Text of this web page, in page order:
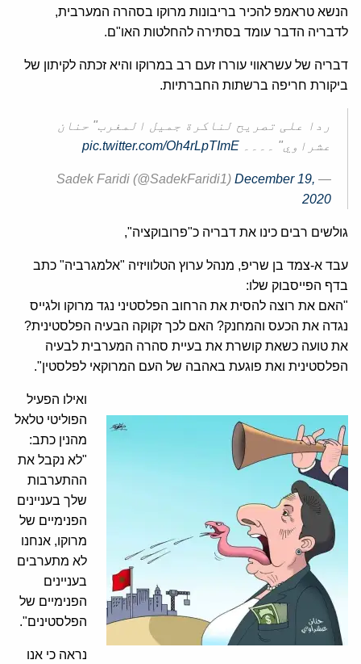
הנשא טראמפ להכיר בריבונות מרוקו בסהרה המערבית,
לדבריה הדבר עומד בסתירה להחלטות האו"ם.
דבריה של עשראווי עוררו זעם רב במרוקו והיא זכתה לקיתון של
ביקורת חריפה ברשתות החברתיות.
ردا علی تصريح لناكرة جميل المغرب" حنان
عشراوي" ۔۔۔۔ pic.twitter.com/Oh4rLpTImE
— Sadek Faridi (@SadekFaridi1)
December 19,
2020
גולשים רבים כינו את דבריה כ"פרובוקציה",
עבד א-צמד בן שריפ, מנהל ערוץ הטלוויזיה "אלמגרביה" כתב
בדף הפייסבוק שלו:
"האם את רוצה להסית את הרחוב הפלסטיני נגד מרוקו ולגייס
נגדה את הכעס והמחנק? האם לכך זקוקה הבעיה הפלסטינית?
את טועה כשאת קושרת את בעיית סהרה המערבית לבעיה
הפלסטינית ואת פוגעת באהבה של העם המרוקאי לפלסטין".
ואילו הפעיל
הפוליטי טלאל
מהנין כתב:
"לא נקבל את
ההתערבות
שלך בעניינים
הפנימיים של
מרוקו, אנחנו
לא מתערבים
בעניינים
הפנימיים של
הפלסטינים".
נראה כי אנו